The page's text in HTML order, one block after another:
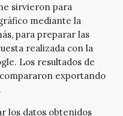
sirvieron para
mediante la
para preparar las
realizada con la
Los resultados de
exportando
los datos obtenidos